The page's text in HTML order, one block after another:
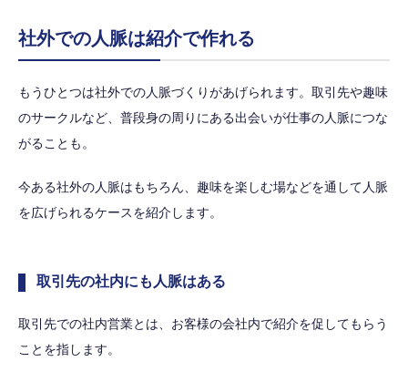
社外での人脈は紹介で作れる
もうひとつは社外での人脈づくりがあげられます。取引先や趣味
のサークルなど、普段身の周りにある出会いが仕事の人脈につな
がることも。
今ある社外の人脈はもちろん、趣味を楽しむ場などを通して人脈
を広げられるケースを紹介します。
取引先の社内にも人脈はある
取引先での社内営業とは、お客様の会社内で紹介を促してもらう
ことを指します。